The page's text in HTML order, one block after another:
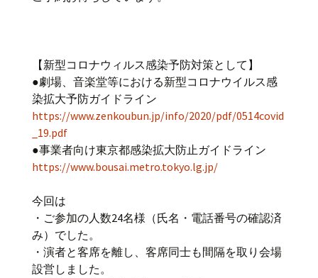
【新型コロナウィルス感染予防対策として】
●劇場、音楽堂等における新型コロナウイルス感
染拡大予防ガイドライン
https://www.zenkoubun.jp/info/2020/pdf/0514covid
_19.pdf
●事業者向け東京都感染拡大防止ガイドライン
https://www.bousai.metro.tokyo.lg.jp/
今回は
・ご参加の人数24名様（氏名・電話番号の確認済
み）でした。
・演者と客席を離し、客席同士も間隔を取り会場
設営しました。